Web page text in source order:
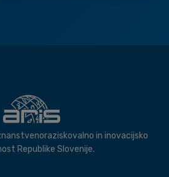
in inovacijsko
Republike Slovenije.